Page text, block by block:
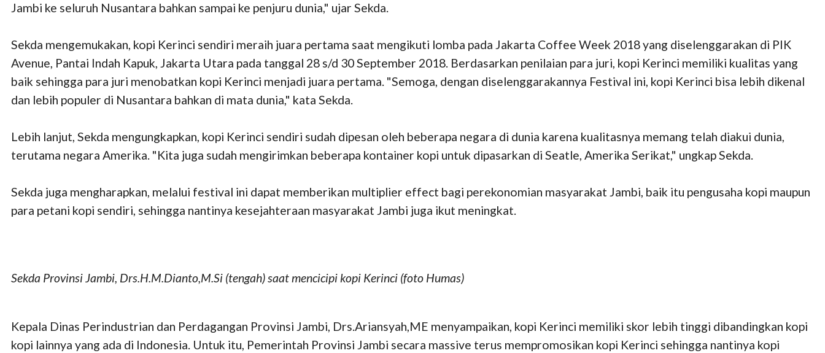
Jambi ke seluruh Nusantara bahkan sampai ke penjuru dunia," ujar Sekda.
Sekda mengemukakan, kopi Kerinci sendiri meraih juara pertama saat mengikuti lomba pada Jakarta Coffee Week 2018 yang diselenggarakan di PIK
Avenue, Pantai Indah Kapuk, Jakarta Utara pada tanggal 28 s/d 30 September 2018. Berdasarkan penilaian para juri, kopi Kerinci memiliki kualitas yang
baik sehingga para juri menobatkan kopi Kerinci menjadi juara pertama. "Semoga, dengan diselenggarakannya Festival ini, kopi Kerinci bisa lebih dikenal
dan lebih populer di Nusantara bahkan di mata dunia," kata Sekda.
Lebih lanjut, Sekda mengungkapkan, kopi Kerinci sendiri sudah dipesan oleh beberapa negara di dunia karena kualitasnya memang telah diakui dunia,
terutama negara Amerika. "Kita juga sudah mengirimkan beberapa kontainer kopi untuk dipasarkan di Seatle, Amerika Serikat," ungkap Sekda.
Sekda juga mengharapkan, melalui festival ini dapat memberikan multiplier effect bagi perekonomian masyarakat Jambi, baik itu pengusaha kopi maupun
para petani kopi sendiri, sehingga nantinya kesejahteraan masyarakat Jambi juga ikut meningkat.
Sekda Provinsi Jambi, Drs.H.M.Dianto,M.Si (tengah) saat mencicipi kopi Kerinci (foto Humas)
Kepala Dinas Perindustrian dan Perdagangan Provinsi Jambi, Drs.Ariansyah,ME menyampaikan, kopi Kerinci memiliki skor lebih tinggi dibandingkan kopi
kopi lainnya yang ada di Indonesia. Untuk itu, Pemerintah Provinsi Jambi secara massive terus mempromosikan kopi Kerinci sehingga nantinya kopi